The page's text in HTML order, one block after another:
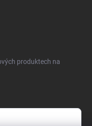
produktech na